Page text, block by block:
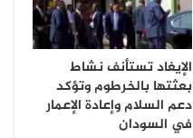
الإيغاد تستأنف نشاط
بعثتها بالخرطوم وتؤكد
دعم السلام وإعادة الإعمار
في السودان